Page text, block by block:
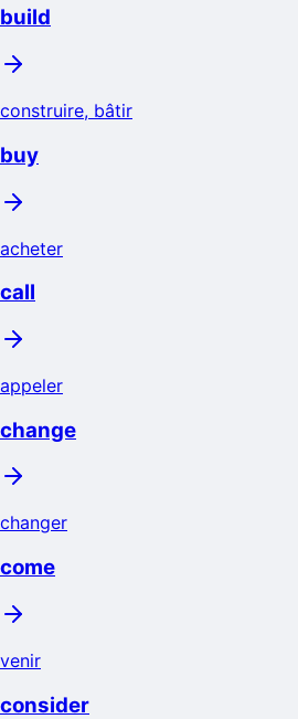
build
construire, bâtir
buy
acheter
call
appeler
change
changer
come
venir
consider